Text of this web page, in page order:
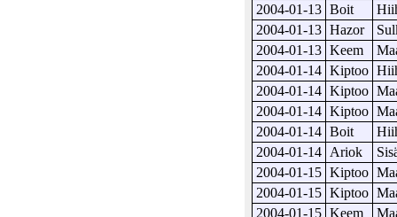
2004-01-13 Boit
2004-01-13 Hazor
2004-01-13 Keem
2004-01-14 Kiptoo
2004-01-14 Kiptoo
2004-01-14 Kiptoo
2004-01-14 Boit
2004-01-14 Ariok
2004-01-15 Kiptoo
2004-01-15 Kiptoo
2004-01-15 Keem